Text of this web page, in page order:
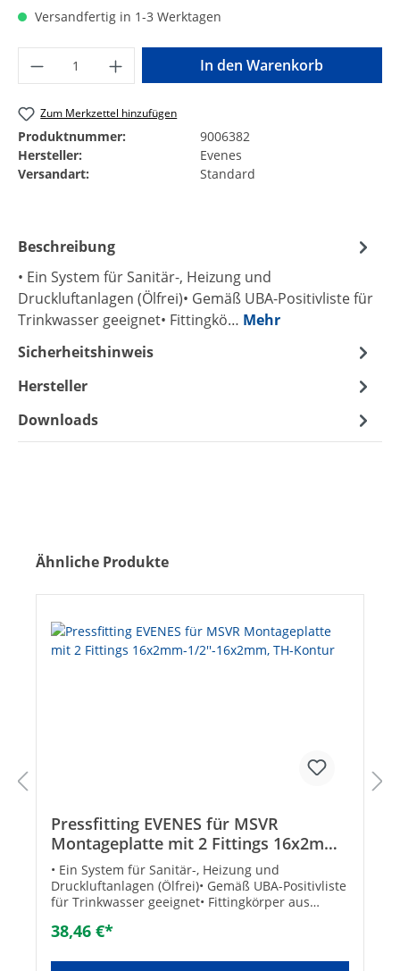
Versandfertig in 1-3 Werktagen
Produkt Anzahl: Gib den gewünschten
In den Warenkorb
Zum Merkzettel hinzufügen
Produktnummer:
9006382
Hersteller:
Evenes
Versandart:
Standard
Beschreibung
• Ein System für Sanitär-, Heizung und
Druckluftanlagen (Ölfrei)• Gemäß UBA-Positivliste für
Trinkwasser geeignet• Fittingkö… Mehr
Sicherheitshinweis
Hersteller
Downloads
Produktgalerie überspringen
Ähnliche Produkte
Pressfitting EVENES für MSVR
Montageplatte mit 2 Fittings 16x2mm-
1/2''-16x2mm, TH-Kontur
• Ein System für Sanitär-, Heizung und
Druckluftanlagen (Ölfrei)• Gemäß UBA-Positivliste
für Trinkwasser geeignet• Fittingkörper aus
zu 10 bar• Temperatur max.: 95°C / Druck max.:
Unverpresst undicht• Zugelassen für: TH-Kontur
38,46 €*